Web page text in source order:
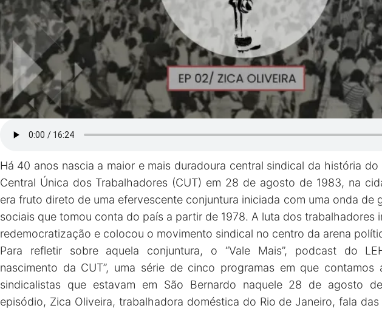
Há 40 anos nascia a maior e mais duradoura central sindical da história
Central Única dos Trabalhadores (CUT) em 28 de agosto de 1983, na
era fruto direto de uma efervescente conjuntura iniciada com uma onda de
sociais que tomou conta do país a partir de 1978. A luta dos trabalhadores
redemocratização e colocou o movimento sindical no centro da arena
Para refletir sobre aquela conjuntura, o “Vale Mais”, podcast do
nascimento da CUT”, uma série de cinco programas em que
sindicalistas que estavam em São Bernardo naquele 28 de agosto
episódio, Zica Oliveira, trabalhadora doméstica do Rio de Janeiro, fala